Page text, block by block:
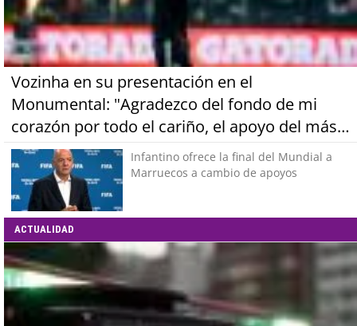
Vozinha en su presentación en el
Monumental: "Agradezco del fondo de mi
corazón por todo el cariño, el apoyo del más
grande de Chile"Infantino ofrece la final del Mundial a
Marruecos a cambio de apoyos
ACTUALIDAD